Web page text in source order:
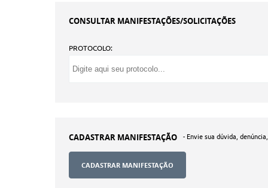
CONSULTAR MANIFESTAÇÕES/SOLICITAÇÕES
PROTOCOLO:
CADASTRAR MANIFESTAÇÃO - Envie sua dúvida,